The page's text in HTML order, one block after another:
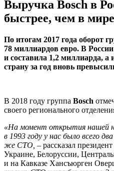
Выручка Bosch в
быстрее, чем в мире
По итогам 2017 года оборот
78 миллиардов евро. В
и составила 1,2 миллиарда, а
страну за год вновь
В 2018 году группа Bosch
своего регионального
«На момент открытия нашей
в 1993 году у нас было всего
же СТО, – рассказал
Украине, Белоруссии,
и на Кавказе Хансъюрген